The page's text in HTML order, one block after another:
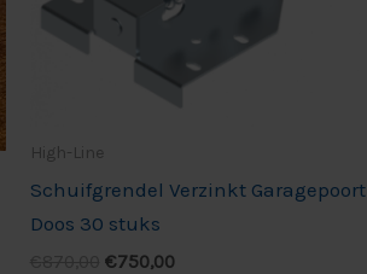
High-Line
Schuifgrendel Verzinkt Garagepoort
Doos 30 stuks
€750,00